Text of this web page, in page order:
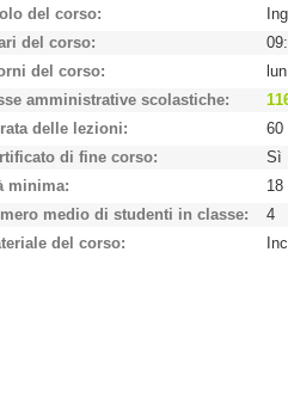
del corso
del corso
del corso
amministrative scolastiche
delle lezioni
60
di fine corso
Sì
minima
18
medio di studenti in classe
4
del corso